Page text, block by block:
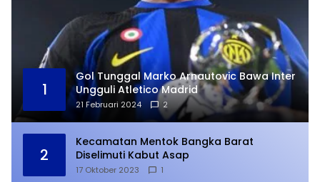
1
Gol Tunggal Marko Arnautovic Bawa Inter
Ungguli Atletico Madrid
21 Februari 2024 2
2
Kecamatan Mentok Bangka Barat
Diselimuti Kabut Asap
17 Oktober 2023 1